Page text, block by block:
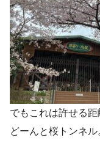
でもこれは許せる距
どーんと桜トンネル